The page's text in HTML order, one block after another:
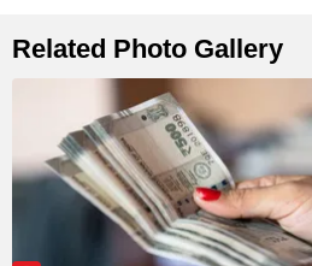
Related Photo Gallery